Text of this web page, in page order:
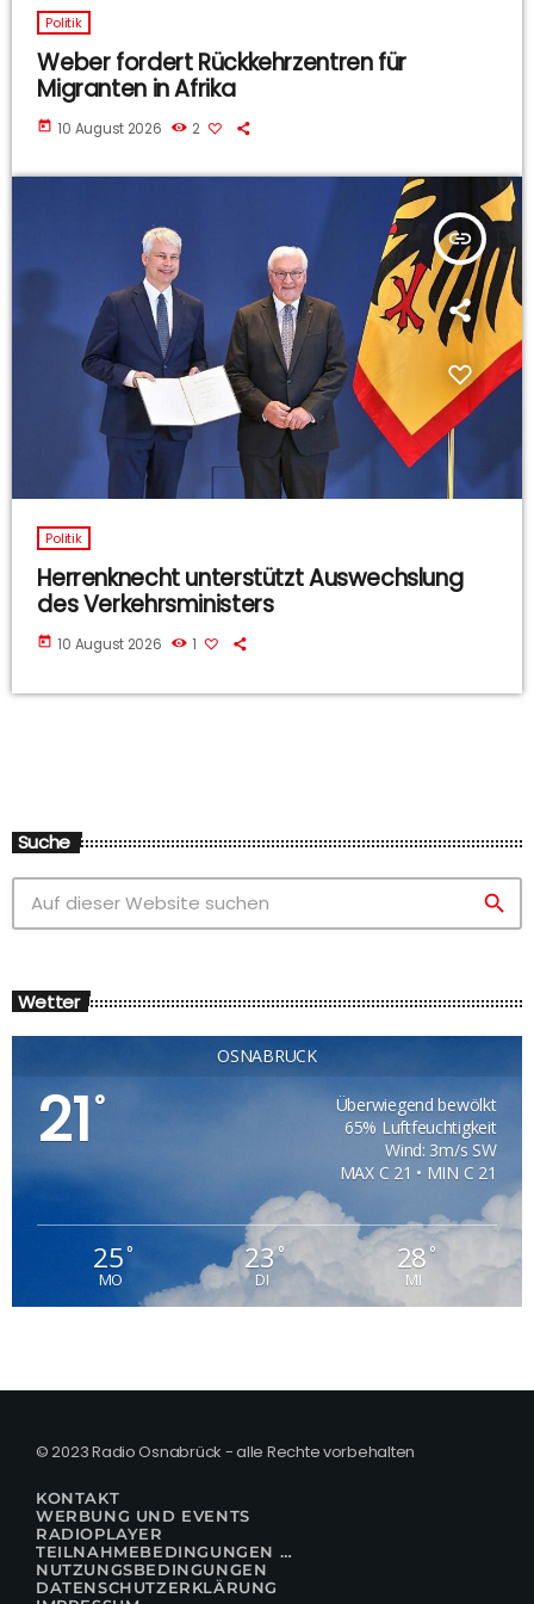
Politik
Weber fordert Rückkehrzentren für
Migranten in Afrika
today 10 August 2026 2
insert_link
Politik
Herrenknecht unterstützt Auswechslung
des Verkehrsministers
today 10 August 2026 1
Suche
search
Wetter
OSNABRÜCK
21 °
Überwiegend bewölkt
65% Luftfeuchtigkeit
Wind: 3m/s SW
MAX C 21 • MIN C 21
25°
MO
23°
DI
28°
MI
© 2023 Radio Osnabrück - alle Rechte vorbehalten
KONTAKT
WERBUNG UND EVENTS
RADIOPLAYER
TEILNAHMEBEDINGUNGEN FÜR GEWINNSPIELE
NUTZUNGSBEDINGUNGEN
DATENSCHUTZERKLÄRUNG